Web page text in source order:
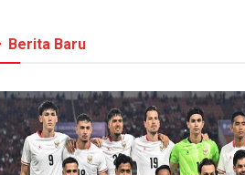
Berita Baru